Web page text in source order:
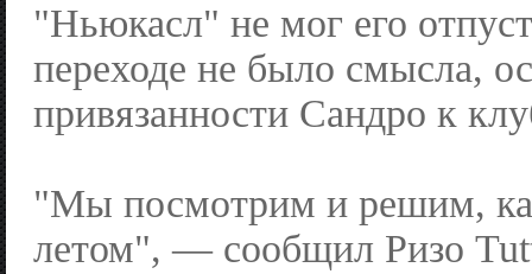
"Ньюкасл" не мог его
переходе не было смысла,
привязанности Сандро к
"Мы посмотрим и решим,
летом", — сообщил Ризо